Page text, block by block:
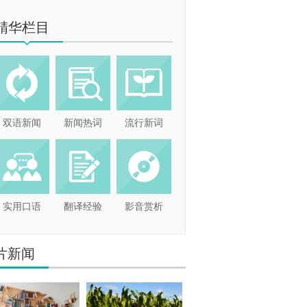
华栏目
双语新闻 新闻热词 流行新词
实用口语 翻译经验 影音赏析
新闻